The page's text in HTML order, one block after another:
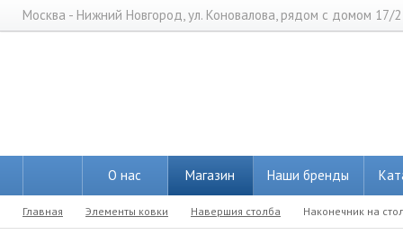
Москва - Нижний Новгород, ул. Коновалова, рядом с домом 17/2
О нас Магазин Наши бренды
Главная Элементы ковки Навершия столба Наконечник на